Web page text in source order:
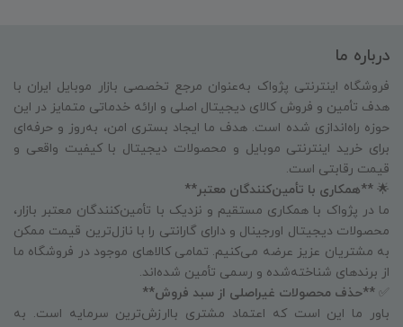
درباره ما
فروشگاه اینترنتی پژواک به‌عنوان مرجع تخصصی بازار موبایل ایران با
هدف تأمین و فروش کالای دیجیتال اصلی و ارائه خدماتی متمایز در این
حوزه راه‌اندازی شده است. هدف ما ایجاد بستری امن، به‌روز و حرفه‌ای
برای خرید اینترنتی موبایل و محصولات دیجیتال با کیفیت واقعی و
قیمت رقابتی است.
🌟 **همکاری با تأمین‌کنندگان معتبر**
ما در پژواک با همکاری مستقیم و نزدیک با تأمین‌کنندگان معتبر بازار،
محصولات دیجیتال اورجینال و دارای گارانتی را با نازل‌ترین قیمت ممکن
به مشتریان عزیز عرضه می‌کنیم. تمامی کالاهای موجود در فروشگاه ما
از برندهای شناخته‌شده و رسمی تأمین شده‌اند.
✅ **حذف محصولات غیراصلی از سبد فروش**
باور ما این است که اعتماد مشتری باارزش‌ترین سرمایه است. به